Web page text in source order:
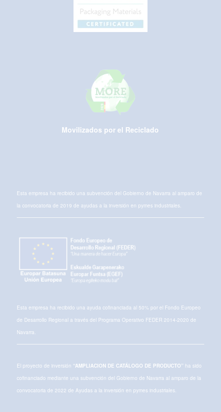
Movilizados por el Reciclado
Esta empresa ha recibido una subvención del Gobierno de Navarra al amparo de
la convocatoria de 2019 de ayudas a la inversión en pymes industriales.
Esta empresa ha recibido una ayuda cofinanciada al 50% por el Fondo Europeo
de Desarrollo Regional a través del Programa Operativo FEDER 2014-2020 de
Navarra.
El proyecto de inversión “AMPLIACION DE CATÁLOGO DE PRODUCTO” ha sido
cofinanciado mediante una subvención del Gobierno de Navarra al amparo de la
convocatoria de 2022 de Ayudas a la inversión en pymes industriales.